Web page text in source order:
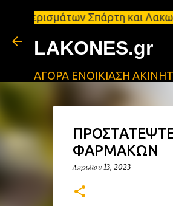
Σπάρτη και Λακωνία
LAKONES.gr
ΑΓΟΡΑ ΕΝΟΙΚΙΑΣΗ
ΦΑΡΜΑΚΩΝ
Απριλίου 13, 2023